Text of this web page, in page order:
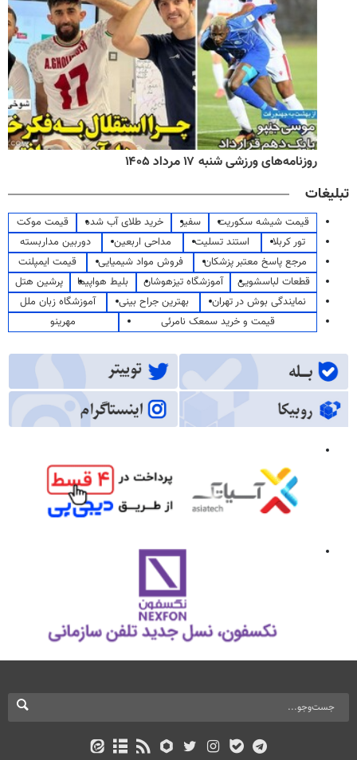
روزنامه‌های ورزشی شنبه ۱۷ مرداد ۱۴۰۵
تبلیغات
قیمت شیشه سکوریت سفیر خرید طلای آب شده
قیمت موکت
تور کربلا
استند تسلیت مداحی اربعین
دوربین مداربسته
مرجع پاسخ معتبر پزشکان
فروش مواد شیمیایی
قیمت ایمپلنت
قطعات لباسشویی
آموزشگاه تیزهوشان بلیط هواپیما
پرشین هتل
نمایندگی بوش در تهران
بهترین جراح بینی
آموزشگاه زبان ملل
قیمت و خرید سمعک نامرئی
مهرینو